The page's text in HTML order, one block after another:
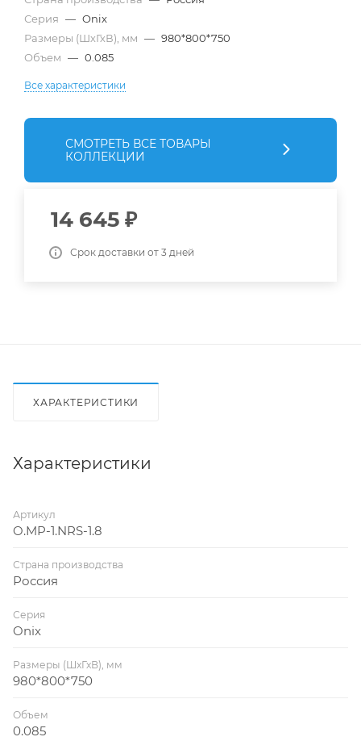
Серия — Onix
Размеры (ШхГхВ), мм — 980*800*750
Объем — 0.085
Все характеристики
СМОТРЕТЬ ВСЕ ТОВАРЫ
КОЛЛЕКЦИИ
14 645 ₽
Срок доставки от 3 дней
ХАРАКТЕРИСТИКИ
Характеристики
Артикул
O.MP-1.NRS-1.8
Страна производства
Россия
Серия
Onix
Размеры (ШхГхВ), мм
980*800*750
Объем
0.085